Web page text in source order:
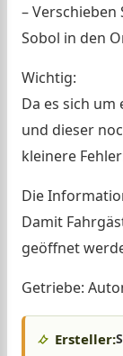
– Verschieben
Sobol in den
Wichtig:
Da es sich um
und dieser
kleinere
Die
Damit
geöffnet
Getriebe:
Ersteller: